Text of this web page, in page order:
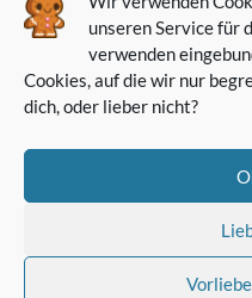
unseren Service für
verwenden
Cookies, auf die wir nur
dich, oder lieber nicht?